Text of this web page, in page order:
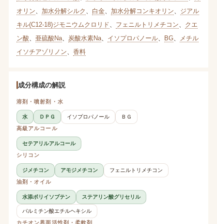
オリン
加水分解シルク 白金 加水分解コンキオリン
ジアル
キル(C12-18)ジモニウムクロリド
フェニルトリメチコン
クエ
ン酸
亜硫酸Na、 炭酸水素Na、 イソプロパノール、 BG、
メチル
イソチアゾリノン
香料
成分構成の解説
溶剤・噴射剤・水
水 ＤＰＧ イソプロパノール
ＢＧ
高級アルコール
セテアリルアルコール
シリコン
ジメチコン アモジメチコン
フェニルトリメチコン
油剤・オイル
水添ポリイソブテン ステアリン酸グリセリル
パルミチン酸エチルヘキシル
カチオン界面活性剤・柔軟剤